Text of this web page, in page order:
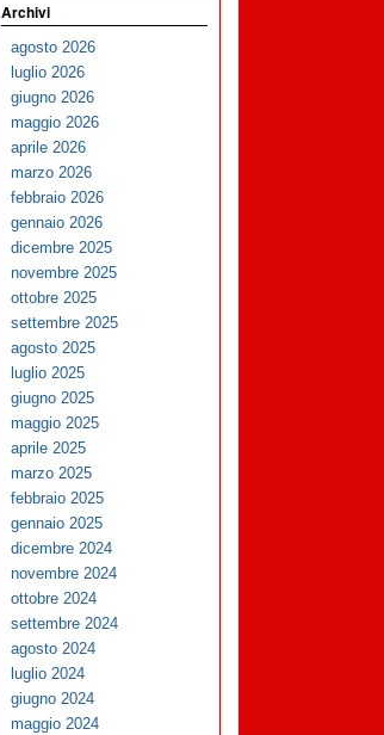
Archivi
agosto 2026
luglio 2026
giugno 2026
maggio 2026
aprile 2026
marzo 2026
febbraio 2026
gennaio 2026
dicembre 2025
novembre 2025
ottobre 2025
settembre 2025
agosto 2025
luglio 2025
giugno 2025
maggio 2025
aprile 2025
marzo 2025
febbraio 2025
gennaio 2025
dicembre 2024
novembre 2024
ottobre 2024
settembre 2024
agosto 2024
luglio 2024
giugno 2024
maggio 2024